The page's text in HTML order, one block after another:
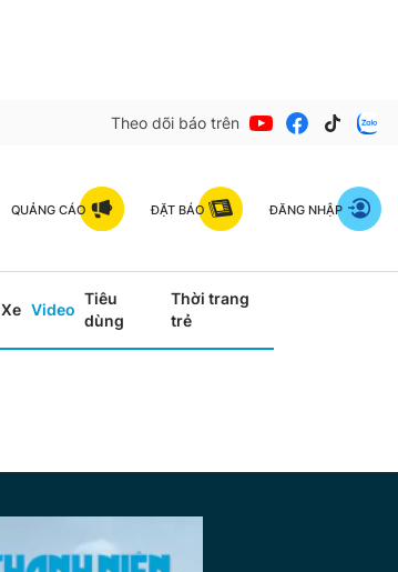
Theo dõi báo trên
QUẢNG CÁO ĐẶT BÁO ĐĂNG NHẬP
Xe Video
Tiêu
dùng
Thời trang
trẻ